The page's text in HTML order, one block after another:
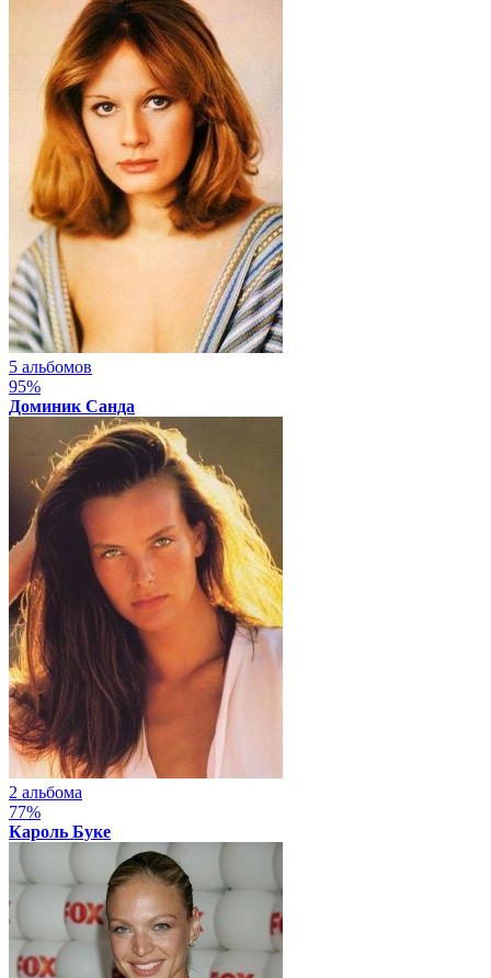
5 альбомов
95%
Доминик Санда
2 альбома
77%
Кароль Буке